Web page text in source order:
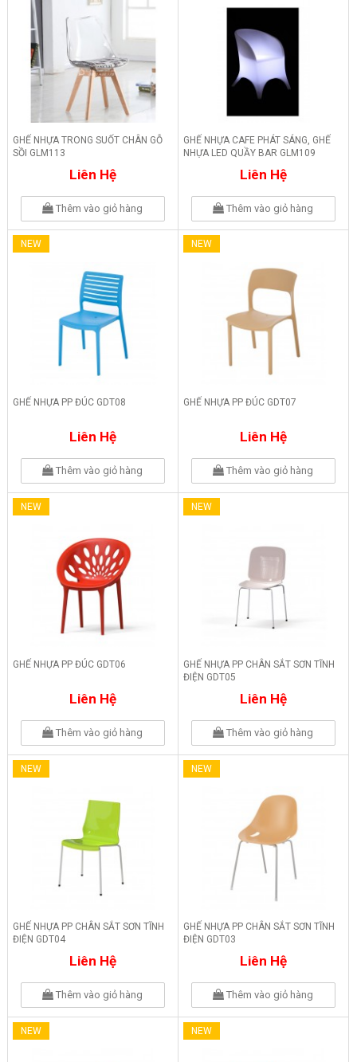
GHẾ NHỰA TRONG SUỐT CHÂN GỖ
SỒI GLM113
Liên Hệ
Thêm vào giỏ hàng
GHẾ NHỰA CAFE PHÁT SÁNG, GHẾ
NHỰA LED QUẦY BAR GLM109
Liên Hệ
Thêm vào giỏ hàng
NEW
GHẾ NHỰA PP ĐÚC GDT08
Liên Hệ
Thêm vào giỏ hàng
NEW
GHẾ NHỰA PP ĐÚC GDT07
Liên Hệ
Thêm vào giỏ hàng
NEW
GHẾ NHỰA PP ĐÚC GDT06
Liên Hệ
Thêm vào giỏ hàng
NEW
GHẾ NHỰA PP CHÂN SẮT SƠN TĨNH
ĐIỆN GDT05
Liên Hệ
Thêm vào giỏ hàng
NEW
GHẾ NHỰA PP CHÂN SẮT SƠN TĨNH
ĐIỆN GDT04
Liên Hệ
Thêm vào giỏ hàng
NEW
GHẾ NHỰA PP CHÂN SẮT SƠN TĨNH
ĐIỆN GDT03
Liên Hệ
Thêm vào giỏ hàng
NEW NEW